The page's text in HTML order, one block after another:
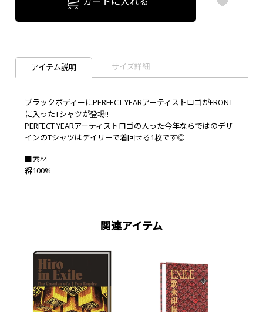
アイテム説明 サイズ詳細
ブラックボディーにPERFECT YEARアーティストロゴがFRONT
に入ったTシャツが登場!!
PERFECT YEARアーティストロゴの入った今年ならではのデザ
インのTシャツはデイリーで着回せる1枚です◎
■素材
綿100%
関連アイテム